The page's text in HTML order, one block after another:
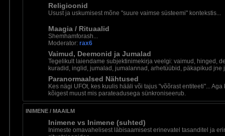
Religioonid
Usust ja uskumisest mõne "suure vaimse süsteemi" kontekstis...
Maagia / Rituaalid
Shemhamforash...
Moderator: rax6
Vaimud, Deemonid ja Jumalad
Tegelikult laiendame subjektinimekirja veelgi: vaimud, hinged,
kuradid, inglid, jumalad, jumalannad, arhetüübid, päkapikud jne
Paranormaalsed Nähtused
Kes nägi UFOt, kes kuulis hääli või tajus "võõrast entiteeti"... Aga
kõigest muust mis parateadusega sünkroniseerub.
INIMENE / MAAILM
Inimene vs Inimene (suhted)
Inimeste omavahelisest läbisaamisest erinevatel tasanditel ja